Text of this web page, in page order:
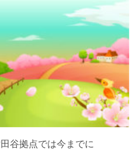
谷拠点では今までに